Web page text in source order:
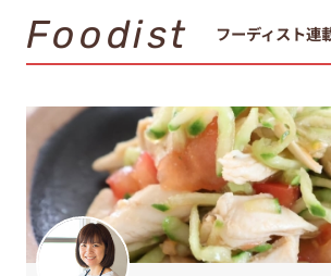
Foodist フーディスト連